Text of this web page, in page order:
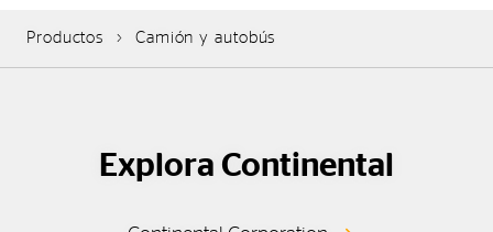
Productos Camión y autobús
Explora Continental